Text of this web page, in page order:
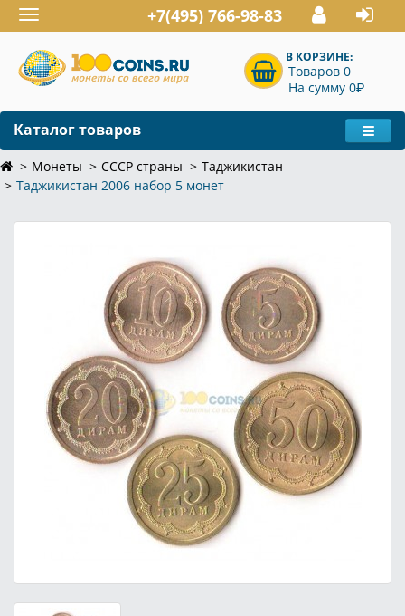
Toggle
navigation
+7(495) 766-98-83
В КОРЗИНЕ:
Товаров 0
На сумму 0P
Каталог товаров
Монеты СССР страны
Таджикистан
Таджикистан 2006 набор 5 монет